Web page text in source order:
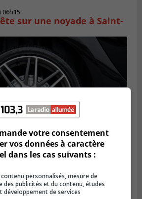
06h15
sur une noyade à Saint-
la Montérégie pour
roue
votre consentement
vos données à caractère
dans les cas suivants :
personnalisés, mesure de
des publicités et du contenu, études
développement de services